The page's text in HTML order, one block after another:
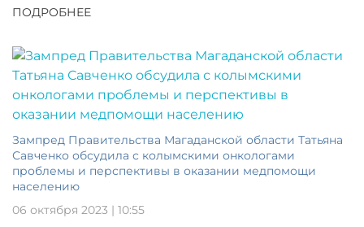
ПОДРОБНЕЕ
Зампред Правительства Магаданской области Татьяна
Савченко обсудила с колымскими онкологами
проблемы и перспективы в оказании медпомощи
населению
06 октября 2023 | 10:55